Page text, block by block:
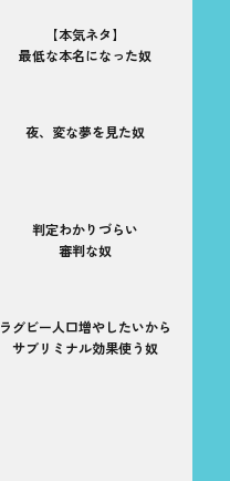
【本気ネタ】
最低な本名になった奴
夜、変な夢を見た奴
判定わかりづらい
審判な奴
ラグビー人口増やしたいから
サブリミナル効果使う奴